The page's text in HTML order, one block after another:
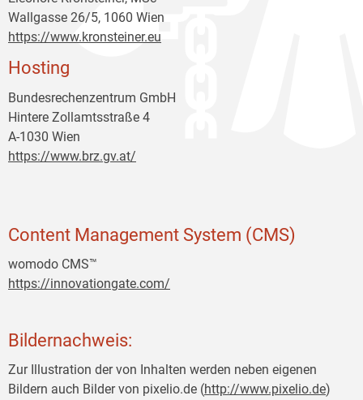
Wallgasse 26/5, 1060 Wien
https://www.kronsteiner.eu
Hosting
Bundesrechenzentrum GmbH
Hintere Zollamtsstraße 4
A-1030 Wien
https://www.brz.gv.at/
Content Management System (CMS)
womodo CMS™
https://innovationgate.com/
Bildernachweis:
Zur Illustration der von Inhalten werden neben eigenen
Bildern auch Bilder von pixelio.de (http://www.pixelio.de)